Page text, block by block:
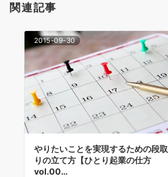
ン
関連記事
2015-09-30
やりたいことを実現するための段取
りの立て方【ひとり起業の仕方
vol.00…